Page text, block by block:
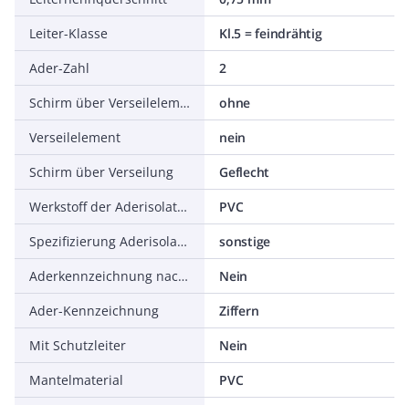
Leiter-Klasse
Kl.5 = feindrähtig
Ader-Zahl
2
Schirm über Verseilelement
ohne
Verseilelement
nein
Schirm über Verseilung
Geflecht
Werkstoff der Aderisolation
PVC
Spezifizierung Aderisolation
sonstige
Aderkennzeichnung nach HD 308 S2
Nein
Ader-Kennzeichnung
Ziffern
Mit Schutzleiter
Nein
Mantelmaterial
PVC